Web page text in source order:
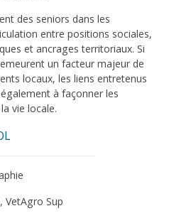
des seniors dans les
entre positions sociales,
et ancrages territoriaux. Si
un facteur majeur de
locaux, les liens entretenus
à façonner les
vie locale.
VetAgro Sup